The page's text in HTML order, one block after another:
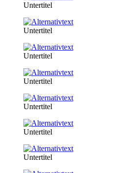
Untertitel
Untertitel
Untertitel
Untertitel
Untertitel
Untertitel
Untertitel